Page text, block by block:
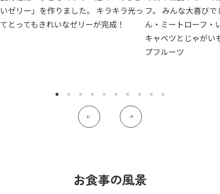
プライバシーポリシー サイトのご利用について
サイトマップ ニチイ学館オフィシャルサイト
いゼリー」を作りました。 キラキラ光っ
てとってもきれいなゼリーが完成！
フ。 みんな大喜び
ん・ミートローフ・
キャベツとじゃがい
プフルーツ
お食事の風景